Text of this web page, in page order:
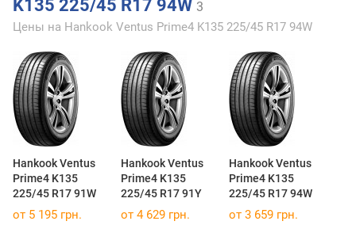
K135 225/45 R17 94W 3
Цены на Hankook Ventus Prime4 K135 225/45 R17 94W
Hankook Ventus
Prime4 K135
225/45 R17 91W
Hankook Ventus
Prime4 K135
225/45 R17 91Y
Hankook Ventus
Prime4 K135
225/45 R17 94W
от 5 195 грн. от 4 629 грн. от 3 659 грн.